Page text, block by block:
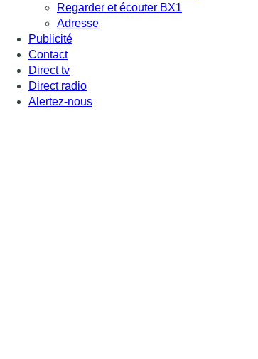
Regarder et écouter BX1
Adresse
Publicité
Contact
Direct tv
Direct radio
Alertez-nous